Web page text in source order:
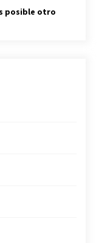
posible otro